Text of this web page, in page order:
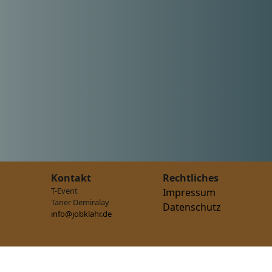
Kontakt
T-Event
Taner Demiralay
info@jobklahr.de
Rechtliches
Impressum
Datenschutz